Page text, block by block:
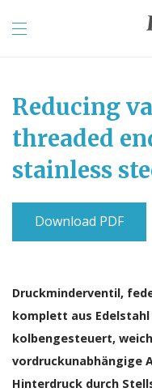
Reducing
threaded
stainless
Download PDF
Druckminderventil,
komplett aus Edelstahl
kolbengesteuert,
vordruckunabhängige
Hinterdruck durch